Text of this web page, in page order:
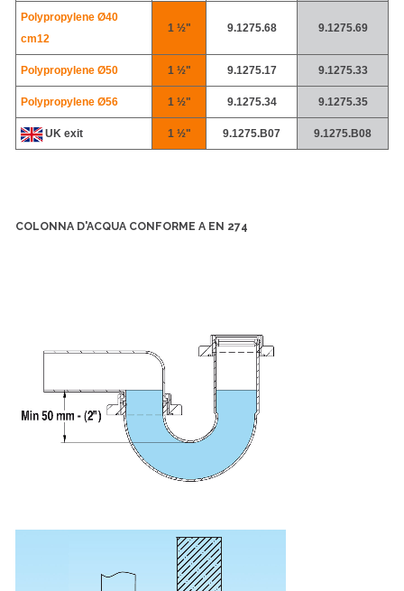
Polypropylene Ø40
cm12
1 ½" 9.1275.68 9.1275.69
Polypropylene Ø50 1 ½" 9.1275.17 9.1275.33
Polypropylene Ø56 1 ½" 9.1275.34 9.1275.35
UK exit 1 ½" 9.1275.B07 9.1275.B08
COLONNA D'ACQUA CONFORME A EN 274